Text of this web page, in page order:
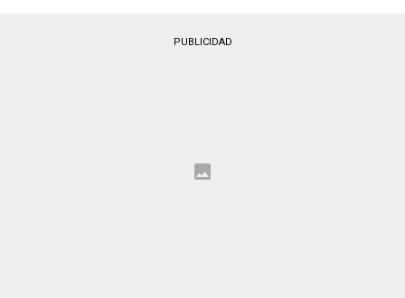
PUBLICIDAD